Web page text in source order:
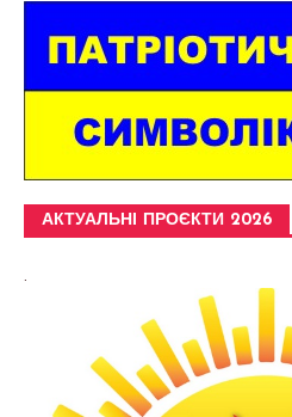
АКТУАЛЬНІ ПРОЄКТИ 2026
.